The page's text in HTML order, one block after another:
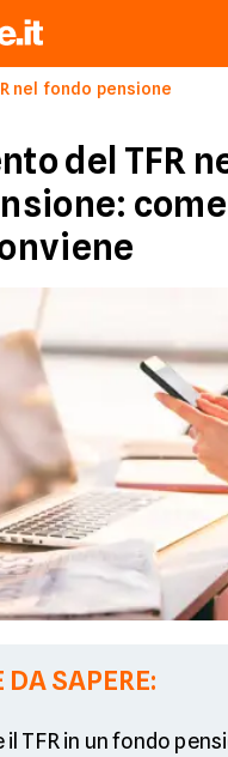
nel fondo pensione
del TFR
DA SAPERE:
il TFR in un fondo